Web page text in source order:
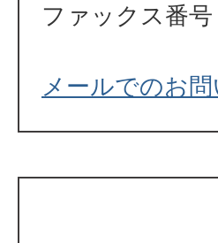
ファックス番
メールでのお